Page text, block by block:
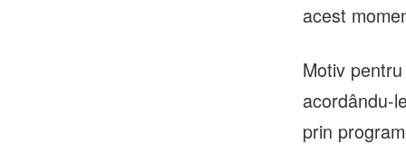
acest
Motiv
acordându-
prin